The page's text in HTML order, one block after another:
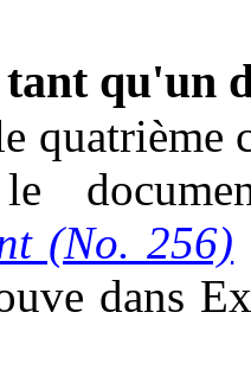
qu'un
quatrième
(No. 256)
dans